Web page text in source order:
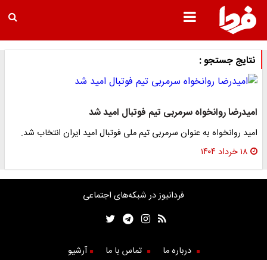
نتایج جستجو :
امیدرضا روانخواه سرمربی تیم فوتبال امید شد
امید روانخواه به عنوان سرمربی تیم ملی فوتبال امید ایران انتخاب شد.
۱۸ خرداد ۱۴۰۴
فردانیوز در شبکه‌های اجتماعی
درباره ما تماس با ما آرشیو